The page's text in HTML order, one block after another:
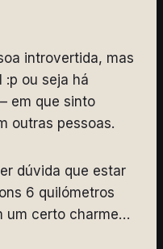
introvertida, mas
ou seja há
em que sinto
outras pessoas.
dúvida que estar
6 quilómetros
um certo charme…